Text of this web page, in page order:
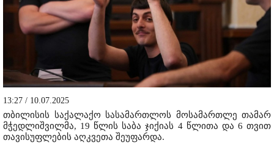
13:27 / 10.07.2025
თბილისის საქალაქო სასამართლოს მოსამართლე თამარ
მჭედლიშვილმა, 19 წლის საბა ჯიქიას 4 წლითა და 6 თვით
თავისუფლების აღკვეთა შეუფარდა.